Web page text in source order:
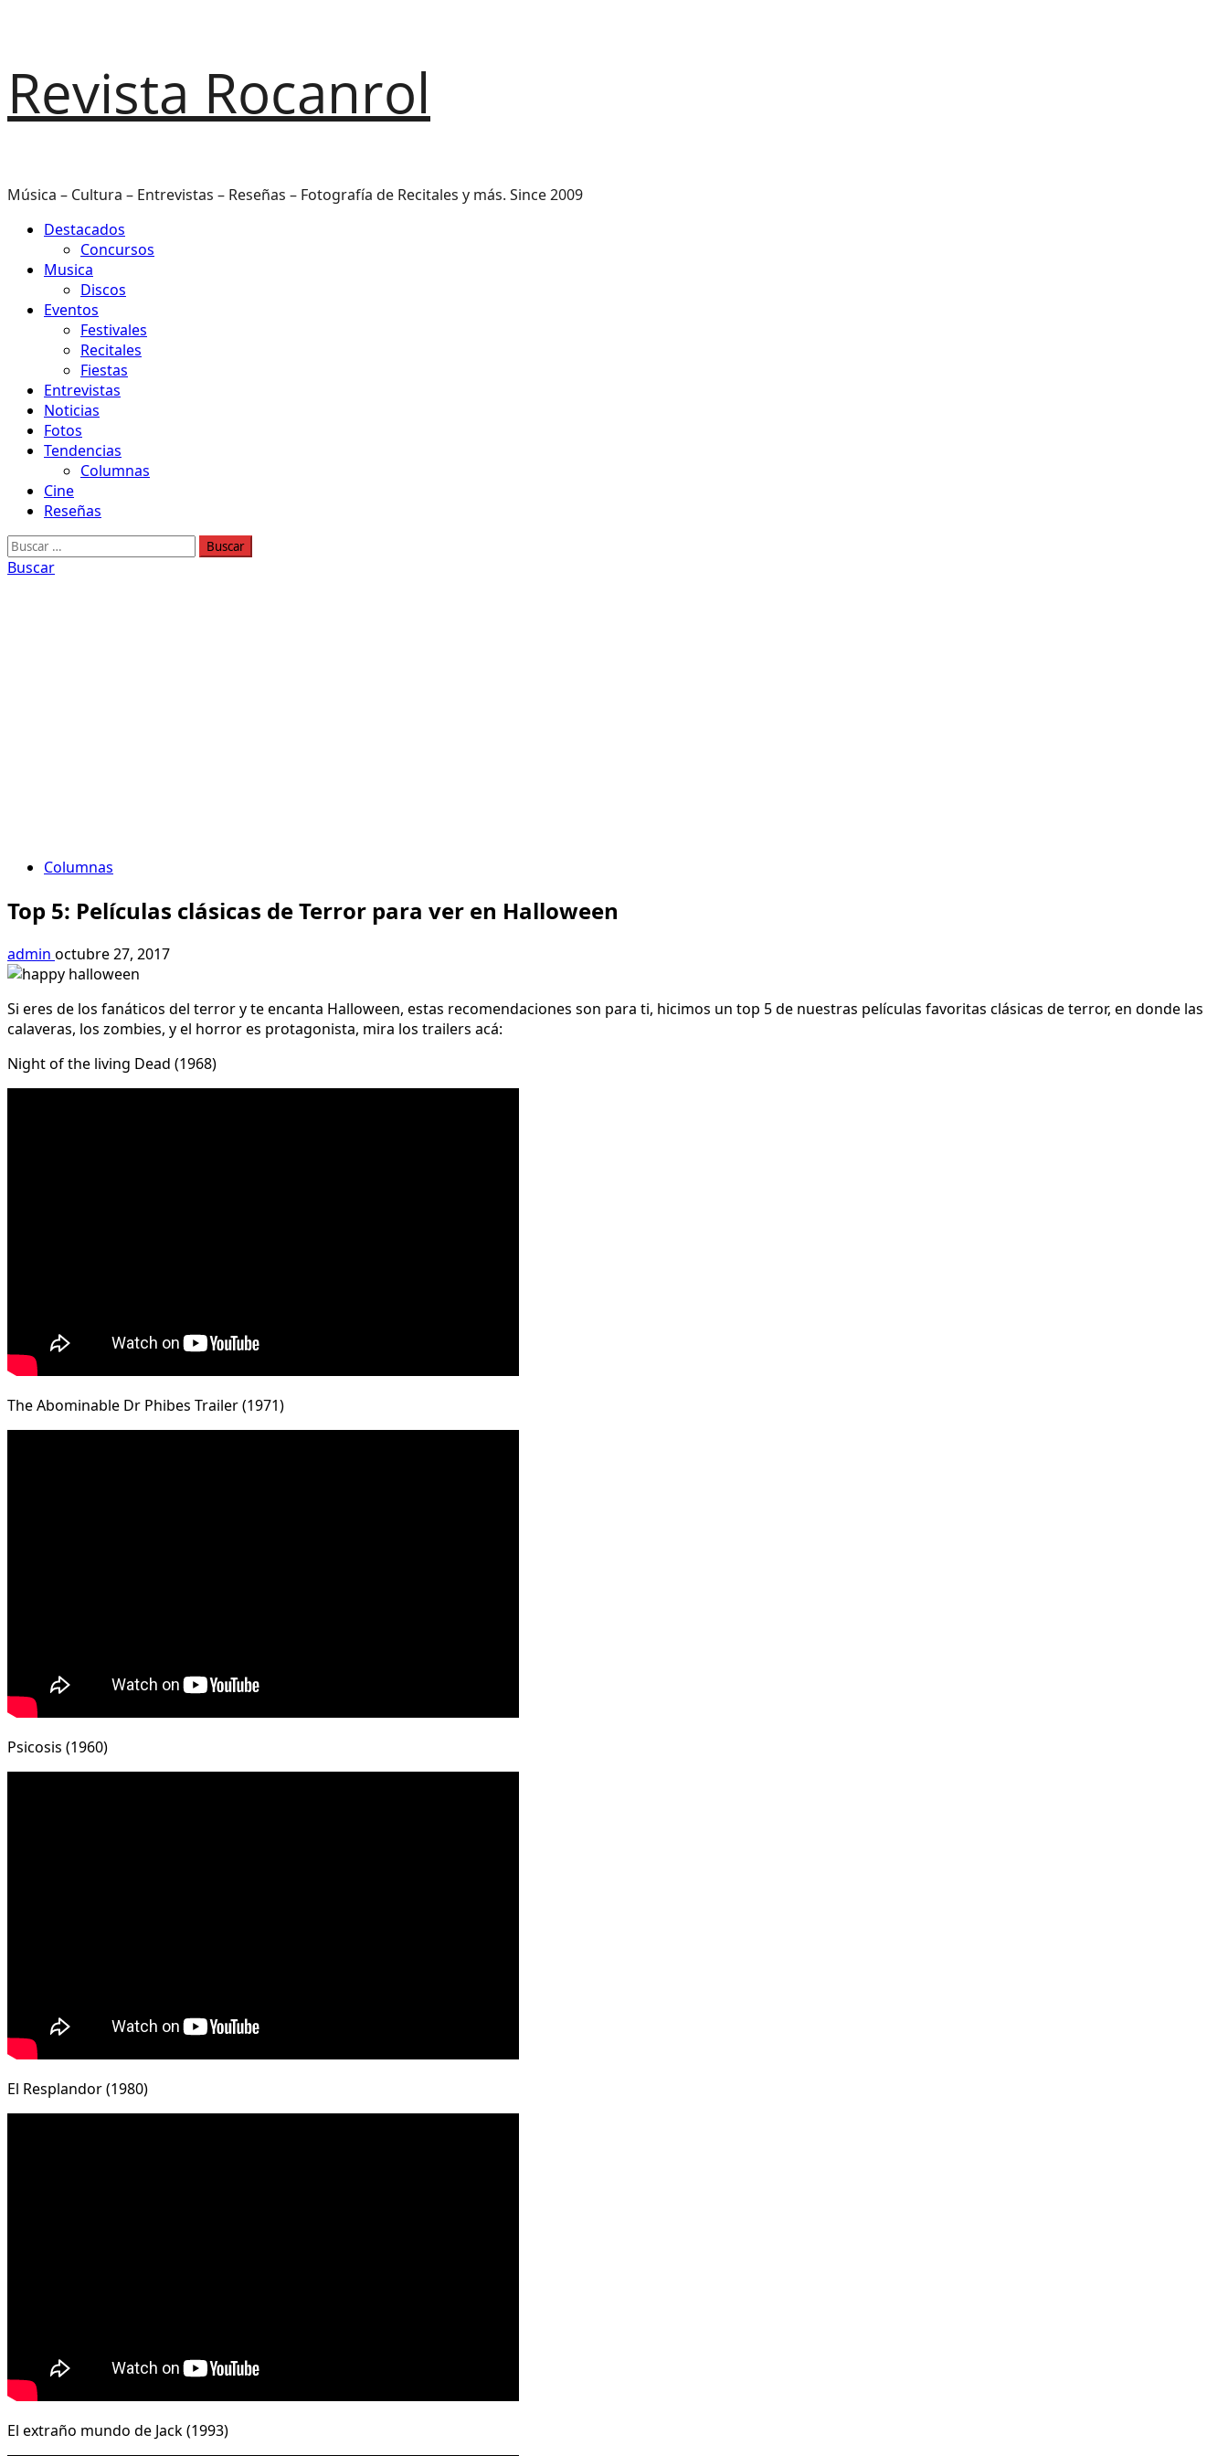
al
contenido
Revista Rocanrol
Música – Cultura – Entrevistas – Reseñas – Fotografía de Recitales y más. Since 2009
Menú
principal
Destacados
Concursos
Musica
Discos
Eventos
Festivales
Recitales
Fiestas
Entrevistas
Noticias
Fotos
Tendencias
Columnas
Cine
Reseñas
Buscar:
Buscar
Columnas
Top 5: Películas clásicas de Terror para ver en Halloween
admin octubre 27, 2017
Si eres de los fanáticos del terror y te encanta Halloween, estas recomendaciones son para ti, hicimos un top 5 de nuestras películas favoritas clásicas de terror, en donde las
calaveras, los zombies, y el horror es protagonista, mira los trailers acá:
Night of the living Dead (1968)
The Abominable Dr Phibes Trailer (1971)
Psicosis (1960)
El Resplandor (1980)
El extraño mundo de Jack (1993)